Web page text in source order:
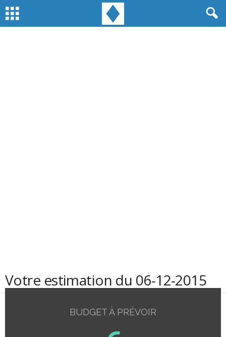
Votre estimation du 06-12-2015
BUDGET À PRÉVOIR